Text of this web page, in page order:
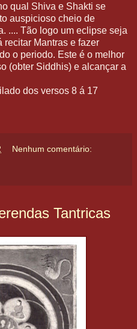
qual Shiva e Shakti se
auspicioso cheio de
.... Tão logo um eclipse seja
recitar Mantras e fazer
o periodo. Este é o melhor
(obter Siddhis) e alcançar a
dos versos 8 á 17
Nenhum comentário:
Tantricas